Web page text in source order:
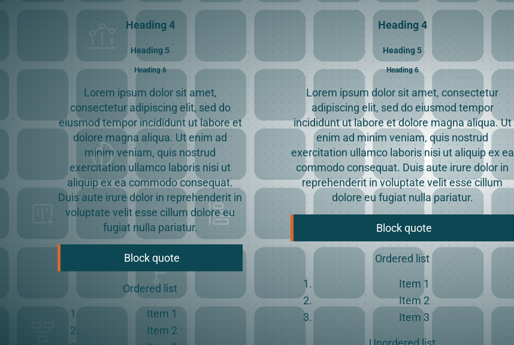
Heading 4
Heading 5
Heading 6
Lorem ipsum dolor sit amet,
consectetur adipiscing elit, sed do
eiusmod tempor incididunt ut labore et
dolore magna aliqua. Ut enim ad
minim veniam, quis nostrud
exercitation ullamco laboris nisi ut
aliquip ex ea commodo consequat.
Duis aute irure dolor in reprehenderit in
voluptate velit esse cillum dolore eu
fugiat nulla pariatur.
Block quote
Ordered list
Item 1
Item 2
Heading 4
Heading 5
Heading 6
Lorem ipsum dolor sit amet, consectetur
adipiscing elit, sed do eiusmod tempor
incididunt ut labore et dolore magna aliqua. Ut
enim ad minim veniam, quis nostrud
exercitation ullamco laboris nisi ut aliquip ex ea
commodo consequat. Duis aute irure dolor in
reprehenderit in voluptate velit esse cillum
dolore eu fugiat nulla pariatur.
Block quote
Ordered list
Item 1
Item 2
Item 3